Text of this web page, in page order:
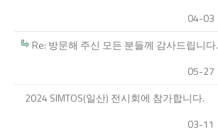
04-03
Re: 방문해 주신 모든 분들께 감사드립니다.
05-27
2024 SIMTOS(일산) 전시회에 참가합니다.
03-11